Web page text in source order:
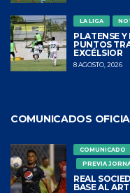
LA LIGA
PLATENSE
PUNTOS
EXCÉLSIOR
8 AGOSTO, 2026
COMUNICADOS
COMUNICADO
PREVIA
REAL
BASE AL